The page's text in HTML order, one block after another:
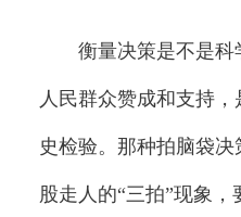
衡量决策是不是科
人民群众赞成和支持
史检验。那种拍脑袋
股走人的“三拍”现象，